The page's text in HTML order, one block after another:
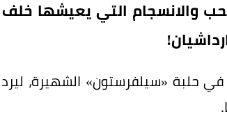
والانسجام التي يعيشها
حلبة «سيلفرستون» الشهيرة،